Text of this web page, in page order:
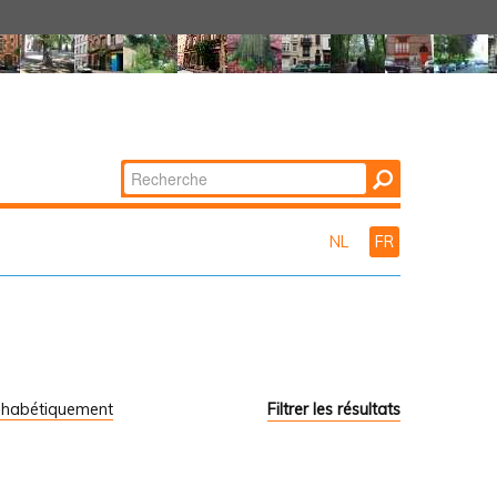
Chercher par
Recherche
NL FR
Filtrer les résultats